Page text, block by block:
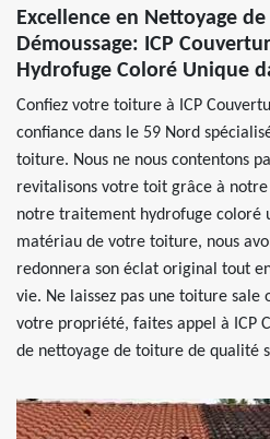
Excellence en Nettoyage
Démoussage: ICP
Hydrofuge Coloré Unique
Confiez votre toiture à ICP
confiance dans le 59 Nord
toiture. Nous ne nous contentons
revitalisons votre toit grâce à
notre traitement hydrofuge coloré
matériau de votre toiture, nous
redonnera son éclat original tout
vie. Ne laissez pas une toiture sale
votre propriété, faites appel à ICP
de nettoyage de toiture de qualité